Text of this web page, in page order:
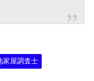
家屋調査士